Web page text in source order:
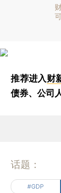
推荐进入财
债券、公司
话题：
#GDP